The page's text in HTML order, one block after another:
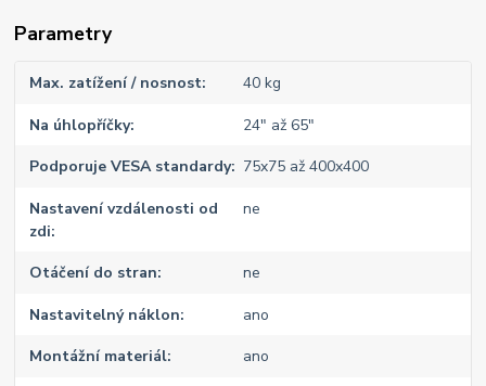
Parametry
Max. zatížení / nosnost 40 kg
Na úhlopříčky 24" až 65"
Podporuje VESA standardy 75x75 až 400x400
Nastavení vzdálenosti od
zdi
ne
Otáčení do stran ne
Nastavitelný náklon ano
Montážní materiál ano